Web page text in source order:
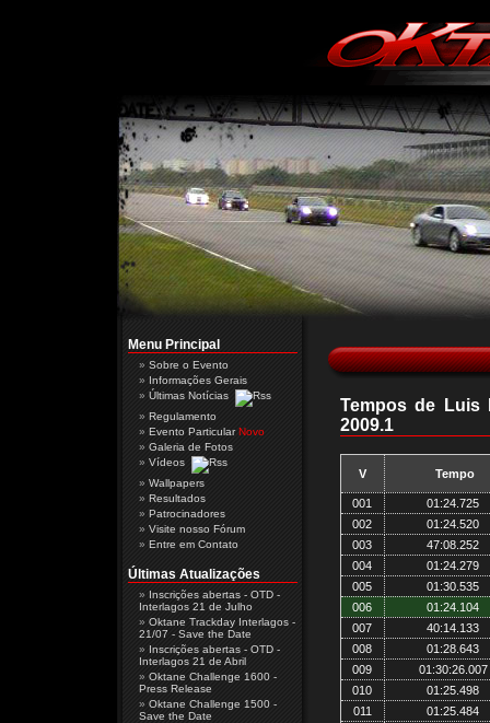
Tempos de Luis
2009.1
V Tempo
001
01:24.725
002
01:24.520
003
47:08.252
004
01:24.279
005
01:30.535
006
01:24.104
007
40:14.133
008
01:28.643
009
01:30:26.007
010
01:25.498
011
01:25.484
Menu Principal
Sobre o Evento
Informações Gerais
Últimas Notícias
Regulamento
Evento ParticularNovo
Galeria de Fotos
Vídeos
Wallpapers
Resultados
Patrocinadores
Visite nosso Fórum
Entre em Contato
Últimas Atualizações
Inscrições abertas - OTD -
Interlagos 21 de Julho
Oktane Trackday Interlagos -
21/07 - Save the Date
Inscrições abertas - OTD -
Interlagos 21 de Abril
Oktane Challenge 1600 -
Press Release
Oktane Challenge 1500 -
Save the Date